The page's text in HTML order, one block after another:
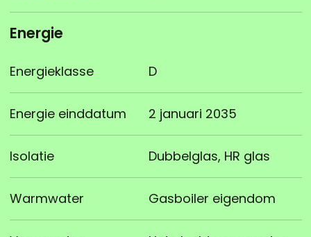
Energie
Energieklasse D
Energie einddatum 2 januari 2035
Isolatie Dubbelglas, HR glas
Warmwater Gasboiler eigendom